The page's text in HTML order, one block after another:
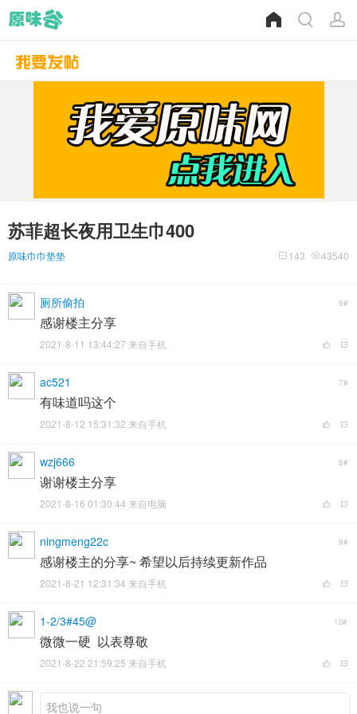
苏菲超长夜用卫生巾400
原味巾巾垫垫 43540
143
厕所偷拍 6#
感谢楼主分享
2021-8-11 13:44:27 来自手机
ac521 7#
有味道吗这个
2021-8-12 15:31:32 来自手机
wzj666 8#
谢谢楼主分享
2021-8-16 01:30:44 来自电脑
ningmeng22c 9#
感谢楼主的分享~ 希望以后持续更新作品
2021-8-21 12:31:34 来自手机
1-2/3#45@ 10#
微微一硬 以表尊敬
2021-8-22 21:59:25 来自手机